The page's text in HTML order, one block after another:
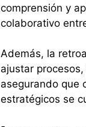
comprensión y
colaborativo
Además, la
ajustar
asegurando que
estratégicos se